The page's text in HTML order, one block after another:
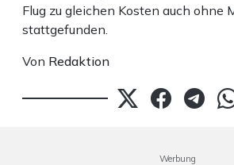
Flug zu gleichen Kosten auch ohne
stattgefunden.
Von Redaktion
Werbung